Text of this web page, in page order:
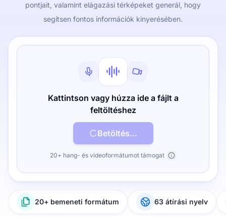
pontjait, valamint elágazási térképeket generál, hogy
segítsen fontos információk kinyerésében.
Kattintson vagy húzza ide a fájlt a
feltöltéshez
Betöltés...
20+ hang- és videoformátumot támogat
20+ bemeneti formátum 63 átírási nyelv